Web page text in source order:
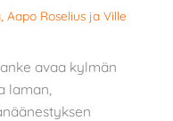
, Aapo Roselius ja Ville
avaa kylmän
laman,